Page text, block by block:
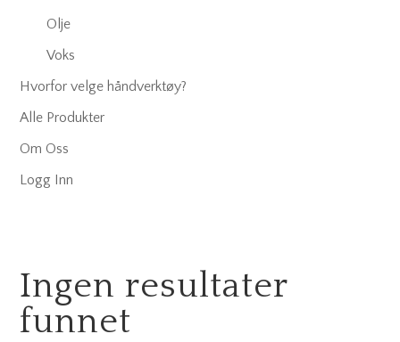
Olje
Voks
Hvorfor velge håndverktøy?
Alle Produkter
Om Oss
Logg Inn
Ingen resultater
funnet